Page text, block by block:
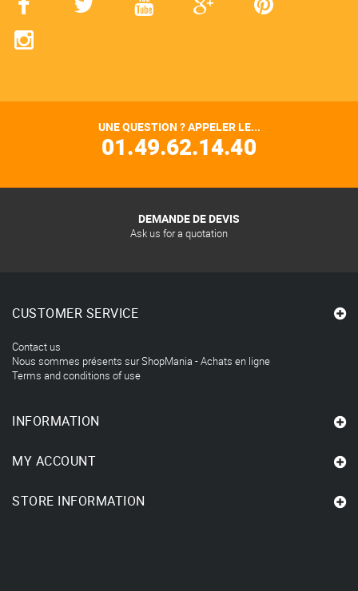
UNE QUESTION ? APPELER LE...
01.49.62.14.40
DEMANDE DE DEVIS
Ask us for a quotation
CUSTOMER SERVICE
Contact us
Nous sommes présents sur ShopMania - Achats en ligne
Terms and conditions of use
INFORMATION
MY ACCOUNT
STORE INFORMATION